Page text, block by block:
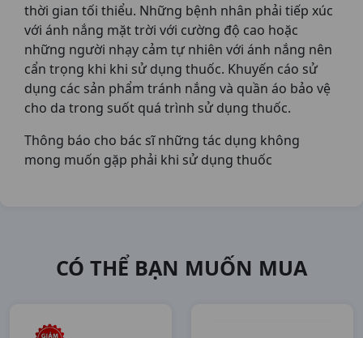
thời gian tối thiểu. Những bệnh nhân phải tiếp xúc
với ánh nắng mặt trời với cường độ cao hoặc
những người nhạy cảm tự nhiên với ánh nắng nên
cẩn trọng khi khi sử dụng thuốc. Khuyến cáo sử
dụng các sản phẩm tránh nắng và quần áo bảo vệ
cho da trong suốt quá trình sử dụng thuốc.
Thông báo cho bác sĩ những tác dụng không
mong muốn gặp phải khi sử dụng thuốc
CÓ THỂ BẠN MUỐN MUA